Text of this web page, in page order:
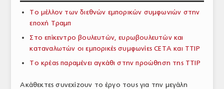
ΠΑΡΑΓΩΓΗ & ΕΜΠΟΡΙΑ
ΣΦΑΓΕΙΑ
Το μέλλον των διεθνών εμπορικών συμφωνιών στην
εποχή Τραμπ
Στο επίκεντρο βουλευτών, ευρωβουλευτών και
καταναλωτών οι εμπορικές συμφωνίες CETA και ΤΤΙΡ
Το κρέας παραμένει αγκάθι στην προώθηση της ΤΤΙΡ
Ακάθεκτες συνεχίζουν το έργο τους για την μεγάλη